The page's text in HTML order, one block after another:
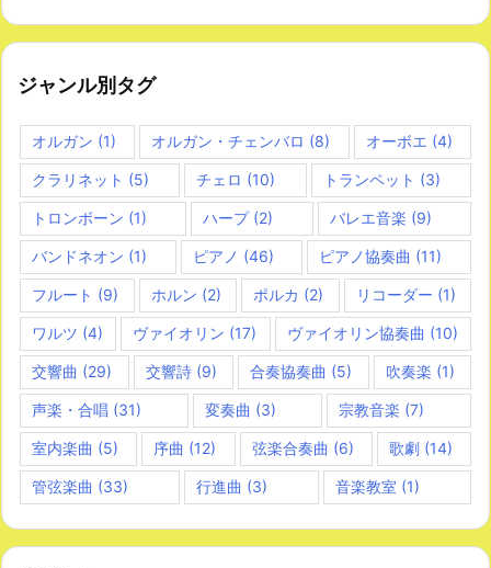
ジャンル別タグ
オルガン (1) オルガン・チェンバロ (8) オーボエ (4)
クラリネット (5) チェロ (10) トランペット (3)
トロンボーン (1) ハープ(2) バレエ音楽 (9)
バンドネオン (1) ピアノ (46) ピアノ協奏曲 (11)
フルート (9) ホルン (2) ポルカ (2) リコーダー (1)
ワルツ (4) ヴァイオリン (17) ヴァイオリン協奏曲 (10)
交響曲 (29) 交響詩(9) 合奏協奏曲 (5) 吹奏楽 (1)
声楽・合唱 (31) 変奏曲 (3) 宗教音楽 (7)
室内楽曲 (5) 序曲 (12) 弦楽合奏曲 (6) 歌劇(14)
管弦楽曲 (33) 行進曲 (3) 音楽教室 (1)